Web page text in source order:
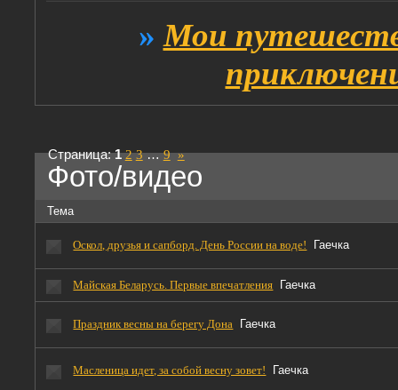
» Мои
Фото/видео
Страница:1 2 3 … 9 »
Тема
Оскол, друзья и сапборд. День России на воде! Гаечка
Майская Беларусь. Первые впечатления Гаечка
Праздник весны на берегу Дона Гаечка
Масленица идет, за собой весну зовет! Гаечка